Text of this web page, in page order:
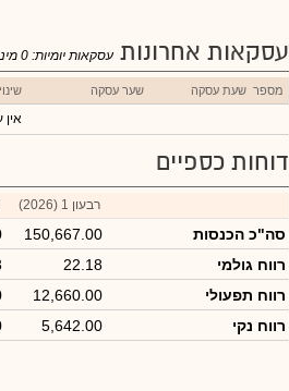
עסקאות אחרונות עסקאות יומיות: 0
מספר שעת עסקה שער עסקה שינוי
דוחות כספיים
רבעון 1 (2026)
סה"כ הכנסות 150,667.00
רווח גולמי
22.18
רווח תפעולי
12,660.00
רווח נקי
5,642.00